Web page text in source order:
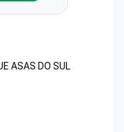
ASAS DO SUL